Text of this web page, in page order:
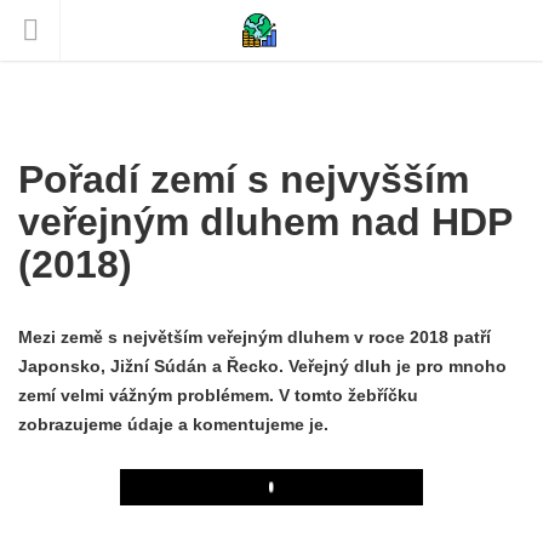
Pořadí zemí s nejvyšším
veřejným dluhem nad HDP
(2018)
Mezi země s největším veřejným dluhem v roce 2018 patří
Japonsko, Jižní Súdán a Řecko. Veřejný dluh je pro mnoho
zemí velmi vážným problémem. V tomto žebříčku
zobrazujeme údaje a komentujeme je.
Play